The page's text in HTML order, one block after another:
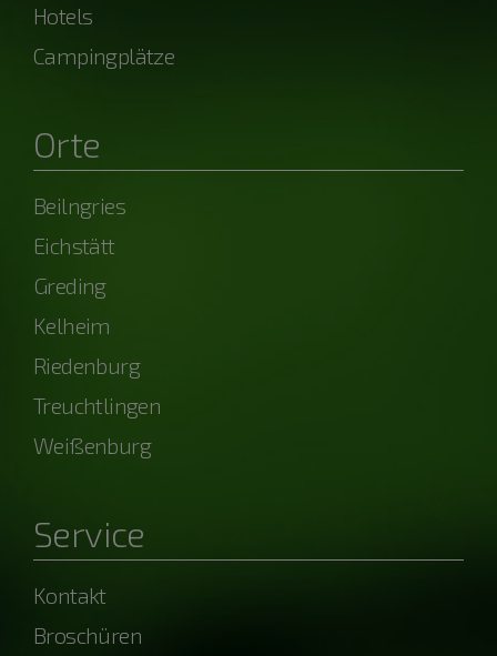
Hotels
Campingplätze
Orte
Beilngries
Eichstätt
Greding
Kelheim
Riedenburg
Treuchtlingen
Weißenburg
Service
Kontakt
Broschüren